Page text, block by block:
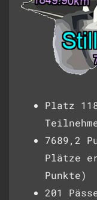
Platz
7689,2
Plätze
Punkte)
201